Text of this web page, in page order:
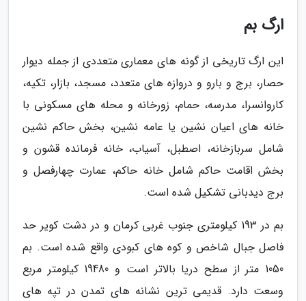
ارگ بم
این ارگ تاریخی از گونه های معماری متعددی از جمله دیوار
حصار، برج و بارو و دروازه های متعدد، مسجد، بازار، تکیه،
کاروانسرا، مدرسه، حمام، زورخانه و محله های مسکونی با
خانه های اعیان نشین یا عامه نشین، بخش حاکم نشین
شامل سربازخانه، اصطبل، آسیاب، خانه فرمانده قشون و
بخش اقامت حاکم شامل خانه حاکم، عمارت چهارفصل و
برج دیدبانی تشکیل شده است.
بم در 193 کیلومتری جنوب غربی کرمان و در دشت کویر حد
فاصل جبال شاخص و کوه های کبودی واقع شده است. بم
1050 متر از سطح دریا بالاتر است و 19480 کیلومتر مربع
وسعت دارد. قدیمی ترین نشانه های تمدن در تپه های